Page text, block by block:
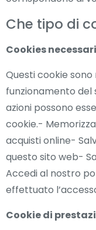
Che tipo di
Cookies necessari
Questi cookie
funzionamento del
azioni possono
cookie.-
acquisti online-
questo sito web-
Accedi al nostro
effettuato
Cookie di